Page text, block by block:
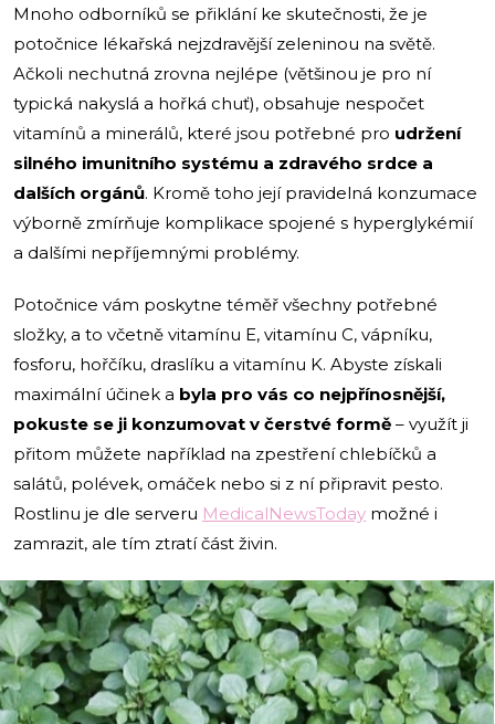
Mnoho odborníků se přiklání ke skutečnosti, že je
potočnice lékařská nejzdravější zeleninou na světě.
Ačkoli nechutná zrovna nejlépe (většinou je pro ní
typická nakyslá a hořká chuť), obsahuje nespočet
vitamínů a minerálů, které jsou potřebné pro udržení
silného imunitního systému a zdravého srdce a
dalších orgánů. Kromě toho její pravidelná konzumace
výborně zmírňuje komplikace spojené s hyperglykémií
a dalšími nepříjemnými problémy.
Potočnice vám poskytne téměř všechny potřebné
složky, a to včetně vitamínu E, vitamínu C, vápníku,
fosforu, hořčíku, draslíku a vitamínu K. Abyste získali
maximální účinek a byla pro vás co nejpřínosnější,
pokuste se ji konzumovat v čerstvé formě – využít ji
přitom můžete například na zpestření chlebíčků a
salátů, polévek, omáček nebo si z ní připravit pesto.
Rostlinu je dle serveru MedicalNewsToday možné i
zamrazit, ale tím ztratí část živin.